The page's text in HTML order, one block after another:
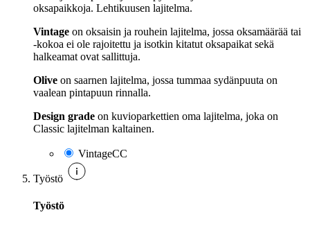
oksapaikkoja. Lehtikuusen lajitelma.
Vintage on oksaisin ja rouhein lajitelma, jossa oksamäärää tai
-kokoa ei ole rajoitettu ja isotkin kitatut oksapaikat sekä
halkeamat ovat sallittuja.
Olive on saarnen lajitelma, jossa tummaa sydänpuuta on
vaalean pintapuun rinnalla.
Design grade on kuvioparkettien oma lajitelma, joka on
Classic lajitelman kaltainen.
VintageCC
Työstö
Työstö